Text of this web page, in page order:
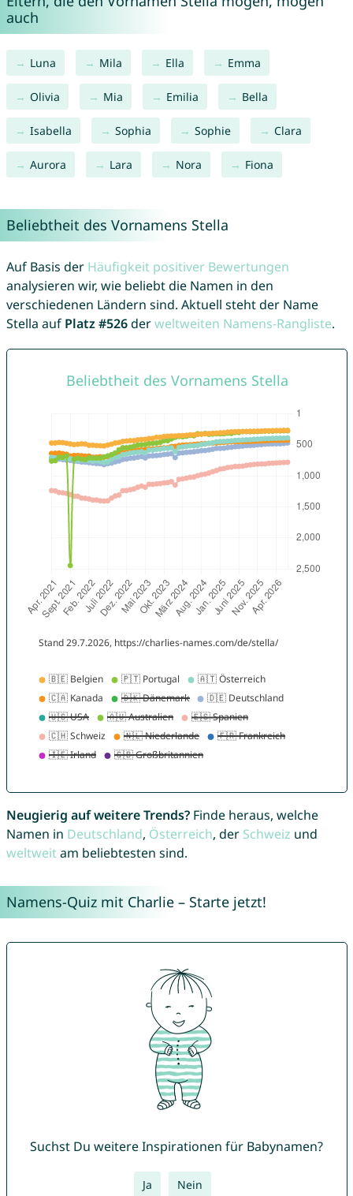
auch
Luna Mila Ella Emma
Olivia Mia Emilia Bella
Isabella Sophia Sophie Clara
Aurora Lara Nora Fiona
Beliebtheit des Vornamens Stella
Auf Basis der Häufigkeit positiver Bewertungen
analysieren wir, wie beliebt die Namen in den
verschiedenen Ländern sind. Aktuell steht der Name
Stella auf Platz #526derweltweiten Namens-Rangliste.
Neugierig auf weitere Trends?Finde heraus, welche
Namen in Deutschland, Österreich, der Schweiz und
weltweitam beliebtesten sind.
Namens-Quiz mit Charlie – Starte jetzt!
Suchst Du weitere Inspirationen für Babynamen?
Ja Nein